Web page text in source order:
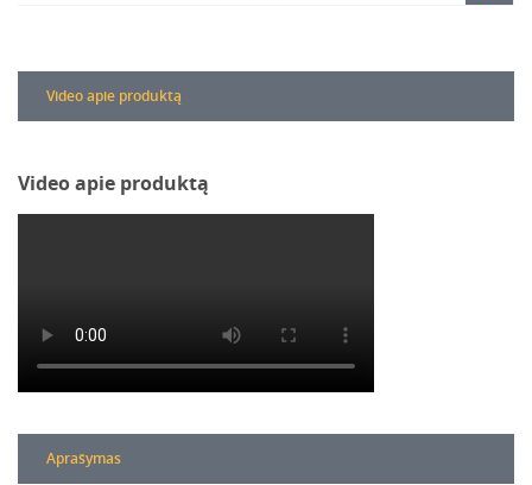
Video apie produktą
Video apie produktą
Aprašymas